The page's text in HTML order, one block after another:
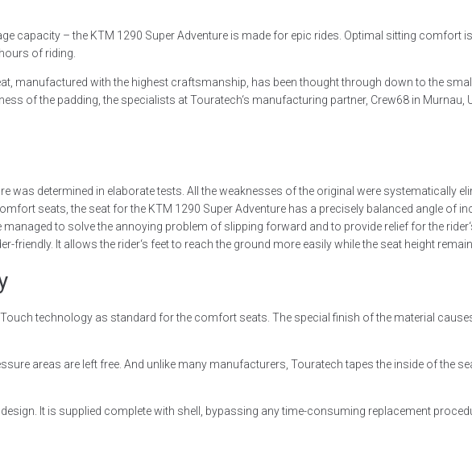
capacity – the KTM 1290 Super Adventure is made for epic rides. Optimal sitting comfort
of riding.
manufactured with the highest craftsmanship, has been thought through down to the
of the padding, the specialists at Touratech‘s manufacturing partner, Crew68 in Murnau,
determined in elaborate tests. All the weaknesses of the original were systematically
seats, the seat for the KTM 1290 Super Adventure has a precisely balanced angle of
to solve the annoying problem of slipping forward and to provide relief for the
It allows the rider‘s feet to reach the ground more easily while the seat height
technology as standard for the comfort seats. The special finish of the material
areas are left free. And unlike many manufacturers, Touratech tapes the inside of the
It is supplied complete with shell, bypassing any time-consuming replacement